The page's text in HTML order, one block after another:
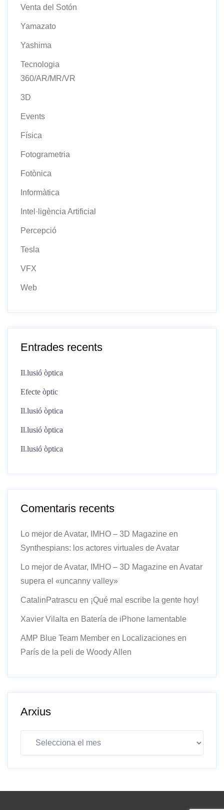
Venta del Sotón
Yamazato
Yashima
Tecnologia
360/AR/MR/VR
3D
Events
Física
Fotogrametria
Fotònica
Informàtica
Intel·ligència Artificial
Percepció
Tesla
VFX
Web
Entrades recents
Il.lusió òptica
Efecte òptic
Il.lusió òptica
Il.lusió òptica
Il.lusió òptica
Comentaris recents
Lo mejor de Avatar, IMHO – 3D Magazine en
Synthespians: los actores virtuales de Avatar
Lo mejor de Avatar, IMHO – 3D Magazine en Avatar
supera el «uncanny valley»
CatalinPatrascu en ¡Qué mal escribe la gente hoy!
Xavier Vilalta en Batería de iPhone lamentable
AMP Blue Team Member en Localizaciones en
París de la peli de Woody Allen
Arxius